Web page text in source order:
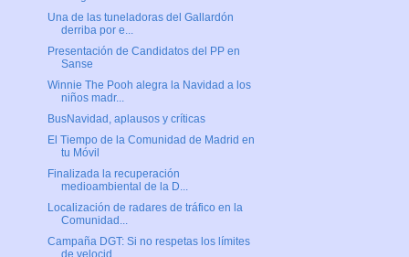
Una de las tuneladoras del Gallardón
derriba por e...
Presentación de Candidatos del PP en
Sanse
Winnie The Pooh alegra la Navidad a los
niños madr...
BusNavidad, aplausos y críticas
El Tiempo de la Comunidad de Madrid en
tu Móvil
Finalizada la recuperación
medioambiental de la D...
Localización de radares de tráfico en la
Comunidad...
Campaña DGT: Si no respetas los límites